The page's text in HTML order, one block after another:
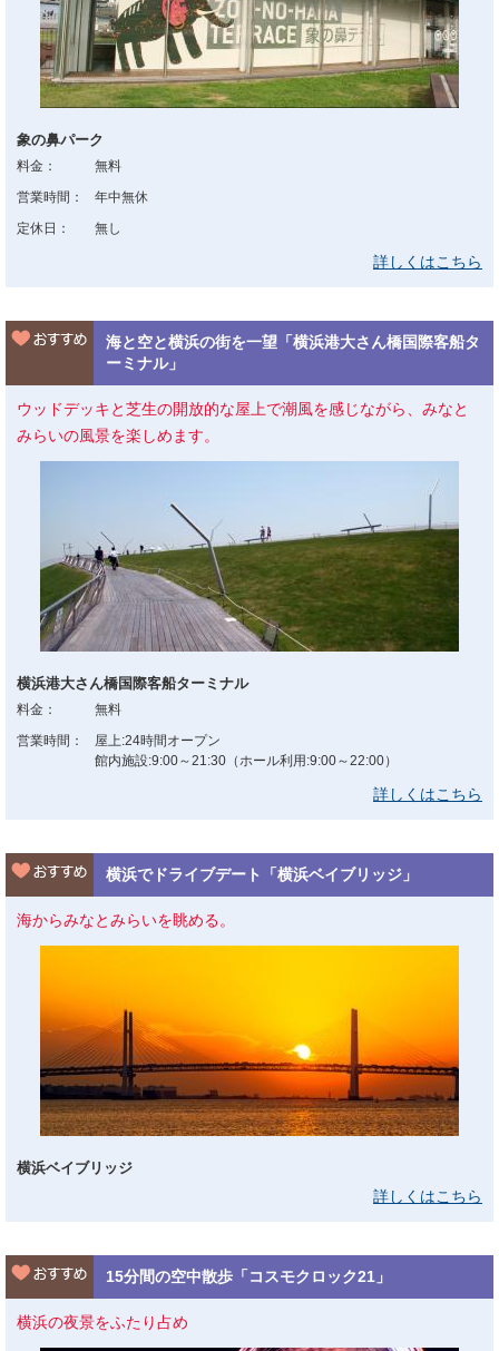
象の鼻パーク
料金：
無料
営業時間：
年中無休
定休日：
無し
詳しくはこちら
海と空と横浜の街を一望「横浜港大さん橋国際客船タ
ーミナル」
ウッドデッキと芝生の開放的な屋上で潮風を感じながら、みなと
みらいの風景を楽しめます。
横浜港大さん橋国際客船ターミナル
料金：
無料
営業時間：
屋上:24時間オープン
館内施設:9:00～21:30（ホール利用:9:00～22:00）
詳しくはこちら
横浜でドライブデート「横浜ベイブリッジ」
海からみなとみらいを眺める。
横浜ベイブリッジ
詳しくはこちら
15分間の空中散歩「コスモクロック21」
横浜の夜景をふたり占め